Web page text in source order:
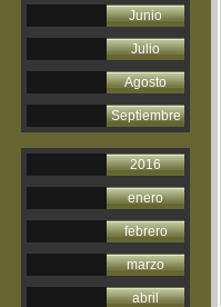
Junio
Julio
Agosto
Septiembre
2016
enero
febrero
marzo
abril